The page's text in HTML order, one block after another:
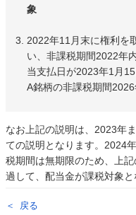
象
2022年11月末に権利を
い、非課税期間2022年
当支払日が2023年1月
A銘柄の非課税期間
なお上記の説明は、2023年
ての説明となります。2024
税期間は無期限のため、上
過して、配当金が課税対象と
戻る